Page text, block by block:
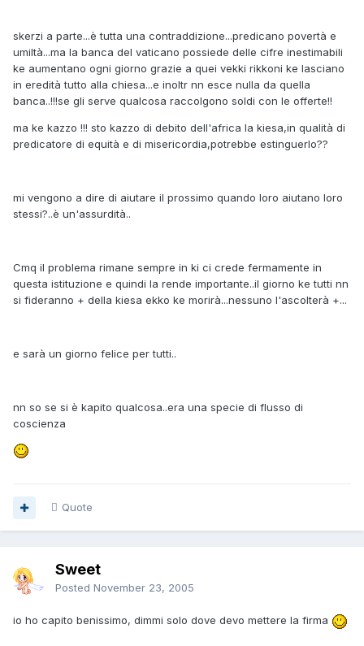
skerzi a parte...è tutta una contraddizione...predicano povertà e
umiltà...ma la banca del vaticano possiede delle cifre inestimabili
ke aumentano ogni giorno grazie a quei vekki rikkoni ke lasciano
in eredità tutto alla chiesa...e inoltr nn esce nulla da quella
banca..!!!se gli serve qualcosa raccolgono soldi con le offerte!!
ma ke kazzo !!! sto kazzo di debito dell'africa la kiesa,in qualità di
predicatore di equità e di misericordia,potrebbe estinguerlo??
mi vengono a dire di aiutare il prossimo quando loro aiutano loro
stessi?..è un'assurdità..
Cmq il problema rimane sempre in ki ci crede fermamente in
questa istituzione e quindi la rende importante..il giorno ke tutti nn
si fideranno + della kiesa ekko ke morirà...nessuno l'ascolterà +...
e sarà un giorno felice per tutti..
nn so se si è kapito qualcosa..era una specie di flusso di
coscienza
Quote
Sweet
Posted November 23, 2005
io ho capito benissimo, dimmi solo dove devo mettere la firma